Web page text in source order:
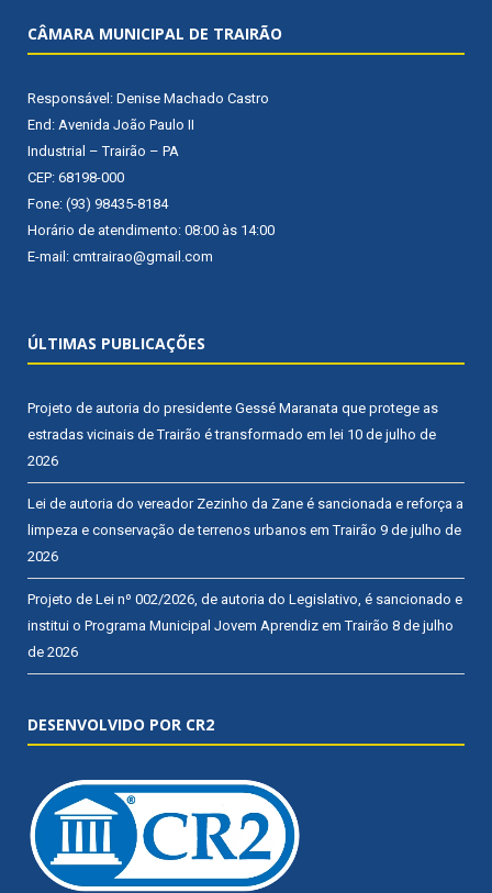
CÂMARA MUNICIPAL DE TRAIRÃO
Responsável: Denise Machado Castro
End: Avenida João Paulo II
Industrial – Trairão – PA
CEP: 68198-000
Fone: (93) 98435-8184
Horário de atendimento: 08:00 às 14:00
E-mail: cmtrairao@gmail.com
ÚLTIMAS PUBLICAÇÕES
Projeto de autoria do presidente Gessé Maranata que protege as
estradas vicinais de Trairão é transformado em lei 10 de julho de
2026
Lei de autoria do vereador Zezinho da Zane é sancionada e reforça a
limpeza e conservação de terrenos urbanos em Trairão 9 de julho de
2026
Projeto de Lei nº 002/2026, de autoria do Legislativo, é sancionado e
institui o Programa Municipal Jovem Aprendiz em Trairão 8 de julho
de 2026
DESENVOLVIDO POR CR2